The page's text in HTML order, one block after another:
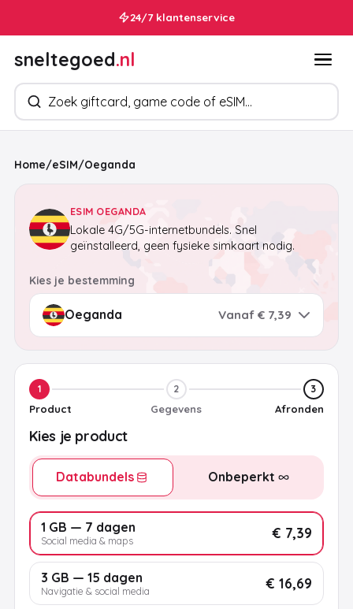
24/7 klantenservice
sneltegoed.nl
Zoek producten
Home/eSIM/Oeganda
ESIM OEGANDA
Lokale 4G/5G-internetbundels. Snel
geïnstalleerd, geen fysieke simkaart nodig.
Kies je bestemming
Vanaf € 7,39
1
Product
2
Gegevens
3
Afronden
Kies je product
Databundels Onbeperkt
1 GB — 7 dagen
Social media & maps € 7,39
3 GB — 15 dagen
Navigatie & social media € 16,69